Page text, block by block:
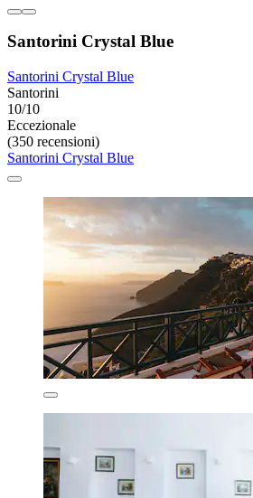
Santorini Crystal Blue
Santorini Crystal Blue
Santorini
10/10
Eccezionale
(350 recensioni)
Santorini Crystal Blue